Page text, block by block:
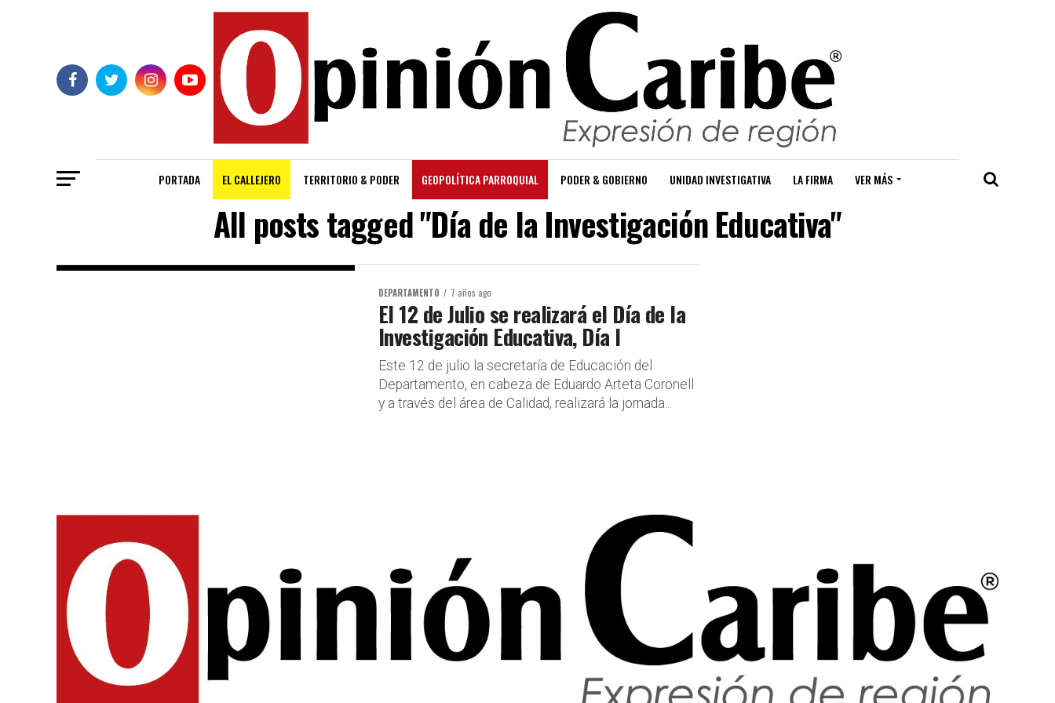
PORTADA EL CALLEJERO TERRITORIO & PODER GEOPOLÍTICA PARROQUIAL PODER & GOBIERNO UNIDAD INVESTIGATIVA LA FIRMA VER MÁS
All posts tagged "Día de la Investigación Educativa"
DEPARTAMENTO 7 años ago
El 12 de Julio se realizará el Día de la
Investigación Educativa, Día I
Este 12 de julio la secretaría de Educación del
Departamento, en cabeza de Eduardo Arteta Coronell
y a través del área de Calidad, realizará la jornada...